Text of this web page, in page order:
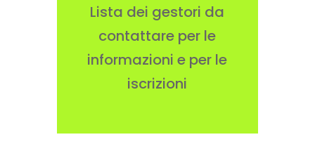
Lista dei gestori da
contattare per le
informazioni e per le
iscrizioni